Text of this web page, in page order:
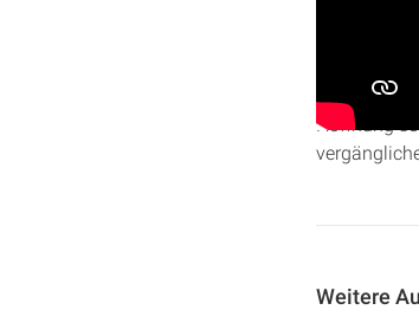
vergleicht
Hoffnung
Weitere